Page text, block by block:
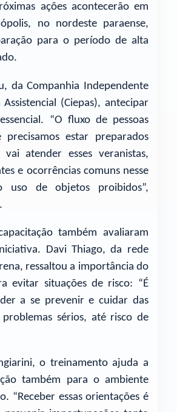
ações acontecerão em
no nordeste paraense,
para o período de alta
da Companhia Independente
Assistencial (Ciepas), antecipar
“O fluxo de pessoas
estar preparados
atender esses veranistas,
e ocorrências comuns nesse
uso de objetos proibidos”,
também avaliaram
Davi Thiago, da rede
ressaltou a importância do
evitar situações de risco: “É
a se prevenir e cuidar das
problemas sérios, até risco de
o treinamento ajuda a
também para o ambiente
“Receber essas orientações é